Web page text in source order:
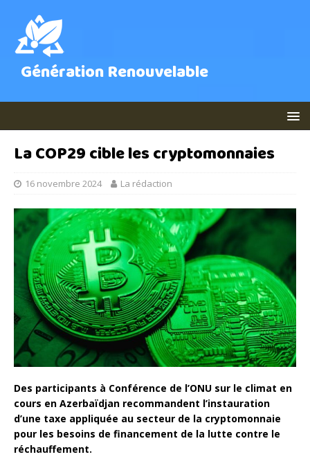
Génération Renouvelable
La COP29 cible les cryptomonnaies
16 novembre 2024 La rédaction
Des participants à Conférence de l’ONU sur le climat en
cours en Azerbaïdjan recommandent l’instauration
d’une taxe appliquée au secteur de la cryptomonnaie
pour les besoins de financement de la lutte contre le
réchauffement.